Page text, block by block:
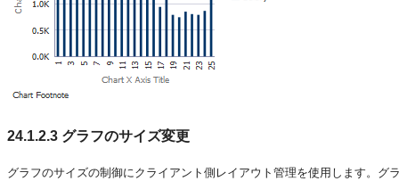
24.1.2.3 グラフのサイズ変更
グラフのサイズの制御にクライアント側レイアウト管理を使用します。